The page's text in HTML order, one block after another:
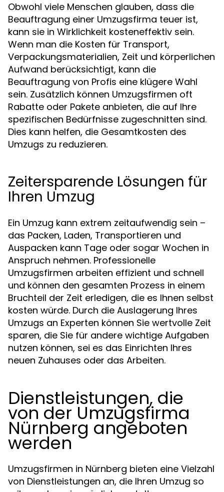
Obwohl viele Menschen glauben, dass die
Beauftragung einer Umzugsfirma teuer ist,
kann sie in Wirklichkeit kosteneffektiv sein.
Wenn man die Kosten für Transport,
Verpackungsmaterialien, Zeit und körperlichen
Aufwand berücksichtigt, kann die
Beauftragung von Profis eine klügere Wahl
sein. Zusätzlich können Umzugsfirmen oft
Rabatte oder Pakete anbieten, die auf Ihre
spezifischen Bedürfnisse zugeschnitten sind.
Dies kann helfen, die Gesamtkosten des
Umzugs zu reduzieren.
Zeitersparende Lösungen für
Ihren Umzug
Ein Umzug kann extrem zeitaufwendig sein –
das Packen, Laden, Transportieren und
Auspacken kann Tage oder sogar Wochen in
Anspruch nehmen. Professionelle
Umzugsfirmen arbeiten effizient und schnell
und können den gesamten Prozess in einem
Bruchteil der Zeit erledigen, die es Ihnen selbst
kosten würde. Durch die Auslagerung Ihres
Umzugs an Experten können Sie wertvolle Zeit
sparen, die Sie für andere wichtige Aufgaben
nutzen können, sei es das Einrichten Ihres
neuen Zuhauses oder das Arbeiten.
Dienstleistungen, die
von der Umzugsfirma
Nürnberg angeboten
werden
Umzugsfirmen in Nürnberg bieten eine Vielzahl
von Dienstleistungen an, die Ihren Umzug so